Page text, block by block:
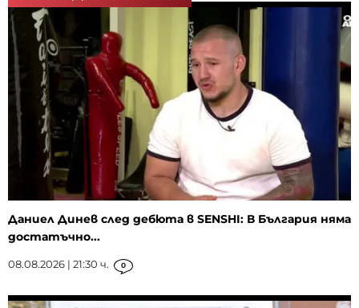
Даниел Динев след дебюта в SENSHI: В България няма
достатъчно...
08.08.2026 | 21:30 ч. 0